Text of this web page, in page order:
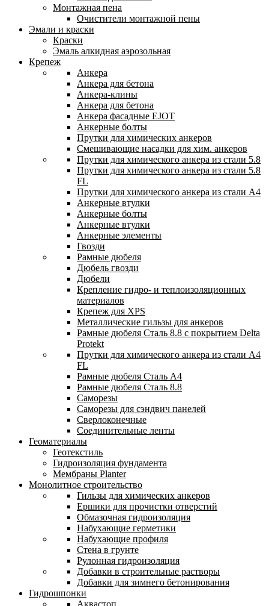
Монтажная пена
Очистители монтажной пены
Эмали и краски
Краски
Эмаль алкидная аэрозольная
Крепеж
Анкера
Анкера для бетона
Анкера-клины
Анкера для бетона
Анкера фасадные EJOT
Анкерные болты
Прутки для химических анкеров
Смешивающие насадки для хим. анкеров
Прутки для химического анкера из стали 5.8
Прутки для химического анкера из стали 5.8
FL
Прутки для химического анкера из стали А4
Анкерные втулки
Анкерные болты
Анкерные втулки
Анкерные элементы
Гвозди
Рамные дюбеля
Дюбель гвозди
Дюбели
Крепление гидро- и теплоизоляционных
материалов
Крепеж для XPS
Металлические гильзы для анкеров
Рамные дюбеля Сталь 8.8 с покрытием Delta
Protekt
Прутки для химического анкера из стали А4
FL
Рамные дюбеля Сталь A4
Рамные дюбеля Сталь 8.8
Саморезы
Саморезы для сэндвич панелей
Сверлоконечные
Соединительные ленты
Геоматериалы
Геотекстиль
Гидроизоляция фундамента
Мембраны Planter
Монолитное строительство
Гильзы для химических анкеров
Ершики для прочистки отверстий
Обмазочная гидроизоляция
Набухающие герметики
Набухающие профиля
Стена в грунте
Рулонная гидроизоляция
Добавки в строительные растворы
Добавки для зимнего бетонирования
Гидрошпонки
Аквастоп